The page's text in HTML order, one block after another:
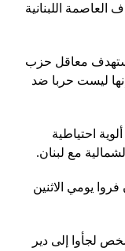
العاصمة اللبنانية
تستهدف معاقل حزب
ليست حربا ضد
احتياطية
مع لبنان.
يومي الاثنين
محليون إن ما لا يقل عن 600 شخص لجأوا إلى دير